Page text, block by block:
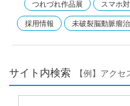
つれづれ作品展 スマホ
採用情報 未破裂脳動脈瘤
サイト内検索 【例】アク